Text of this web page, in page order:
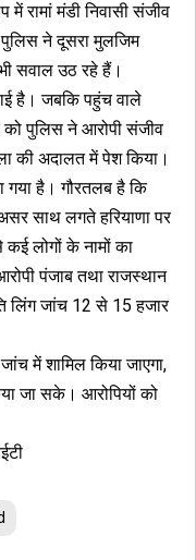
रामां मंडी निवासी संजीव
पुलिस ने दूसरा मुलजिम
सवाल उठ रहे हैं।
है। जबकि पहुंच वाले
पुलिस ने आरोपी संजीव
की अदालत में पेश किया।
गया है। गौरतलब है कि
साथ लगते हरियाणा पर
लोगों के नामों का
पंजाब तथा राजस्थान
लिंग जांच 12 से 15 हजार
में शामिल किया जाएगा,
जा सके। आरोपियों को